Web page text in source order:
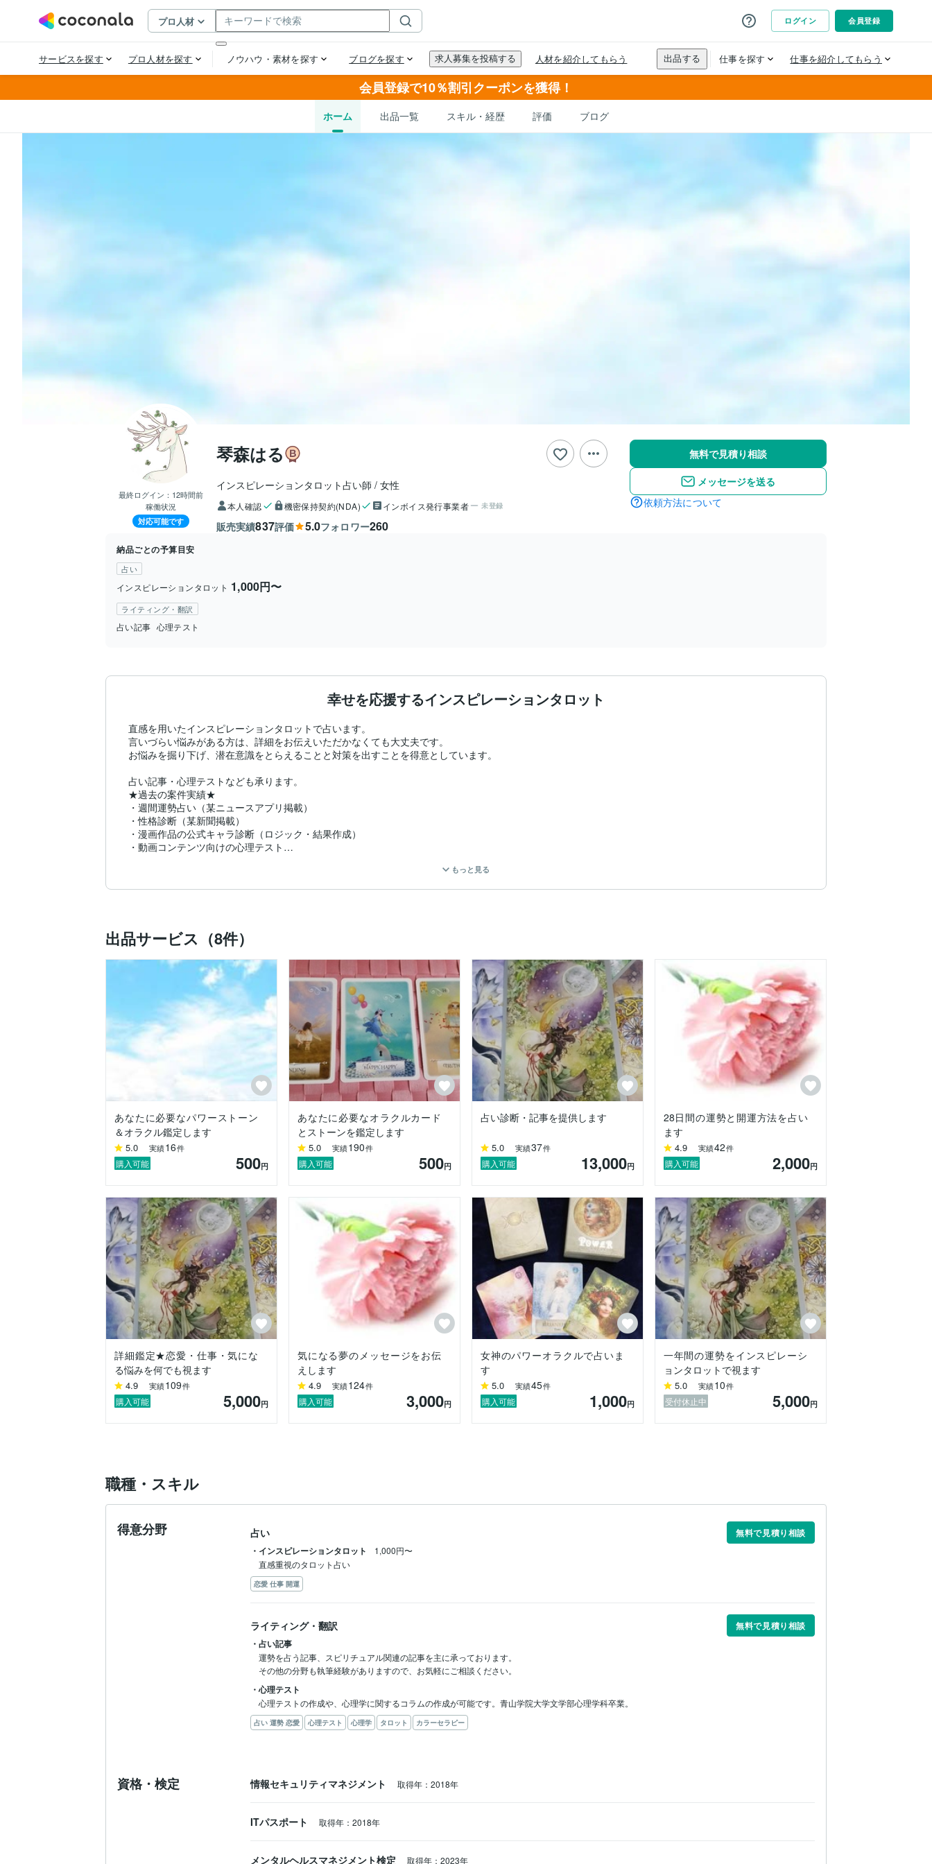
会員登録で10％割引クーポンを獲得！
ホーム 出品一覧 スキル・経歴 評価 ブログ
最終ログイン： 12時間前
稼働状況
対応可能です
琴森はる
インスピレーションタロット占い師 女性
本人確認 機密保持契約(NDA) インボイス発行事業者 未登録
販売実績837評価 5.0フォロワー260
無料で見積り相談
メッセージを送る
依頼方法について
納品ごとの予算目安
占い
インスピレーションタロット 1,000円〜
ライティング・翻訳
占い記事 心理テスト
幸せを応援するインスピレーションタロット
直感を用いたインスピレーションタロットで占います。
言いづらい悩みがある方は、詳細をお伝えいただかなくても大丈夫です。
お悩みを掘り下げ、潜在意識をとらえることと対策を出すことを得意としています。
占い記事・心理テストなども承ります。
★過去の案件実績★
・週間運勢占い（某ニュースアプリ掲載）
・性格診断（某新聞掲載）
・漫画作品の公式キャラ診断（ロジック・結果作成）
・動画コンテンツ向けの心理テスト
もっと見る
出品サービス（8件）
あなたに必要なパワーストーン
＆オラクル鑑定します
5.0 実績16件
購入可能 500円
あなたに必要なオラクルカード
とストーンを鑑定します
5.0 実績190件
購入可能 500円
占い診断・記事を提供します
5.0 実績37件
購入可能 13,000円
28日間の運勢と開運方法を占い
ます
4.9 実績42件
購入可能 2,000円
詳細鑑定★恋愛・仕事・気にな
る悩みを何でも視ます
4.9 実績109件
購入可能 5,000円
気になる夢のメッセージをお伝
えします
4.9 実績124件
購入可能 3,000円
女神のパワーオラクルで占いま
す
5.0 実績45件
購入可能 1,000円
一年間の運勢をインスピレーシ
ョンタロットで視ます
5.0 実績10件
受付休止中 5,000円
職種・スキル
得意分野 占い
無料で見積り相談
・インスピレーションタロット
1,000円〜
直感重視のタロット占い
恋愛 仕事 開運
ライティング・翻訳
無料で見積り相談
・占い記事
運勢を占う記事、スピリチュアル関連の記事を主に承っております。
その他の分野も執筆経験がありますので、お気軽にご相談ください。
・心理テスト
心理テストの作成や、心理学に関するコラムの作成が可能です。青山学院大学文学部心理学科卒業。
占い 運勢 恋愛 心理テスト 心理学 タロット カラーセラピー
資格・検定 情報セキュリティマネジメント 取得年：2018年
ITパスポート 取得年：2018年
メンタルヘルスマネジメント検定 取得年：2023年